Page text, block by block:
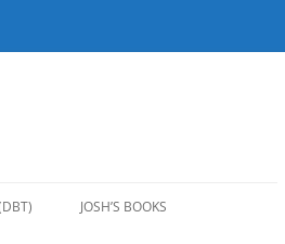
JOSH’S BOOKS